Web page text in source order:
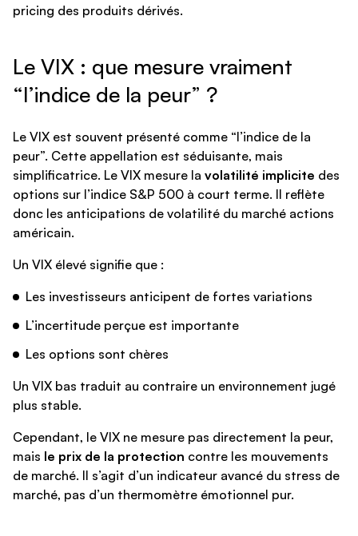
pricing des produits dérivés.
Le VIX : que mesure vraiment
“l’indice de la peur” ?
Le VIX est souvent présenté comme “l’indice de la
peur”. Cette appellation est séduisante, mais
simplificatrice. Le VIX mesure la volatilité implicite des
options sur l’indice S&P 500 à court terme. Il reflète
donc les anticipations de volatilité du marché actions
américain.
Un VIX élevé signifie que :
Les investisseurs anticipent de fortes variations
L’incertitude perçue est importante
Les options sont chères
Un VIX bas traduit au contraire un environnement jugé
plus stable.
Cependant, le VIX ne mesure pas directement la peur,
mais le prix de la protection contre les mouvements
de marché. Il s’agit d’un indicateur avancé du stress de
marché, pas d’un thermomètre émotionnel pur.